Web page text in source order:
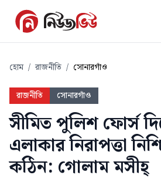
হোম / রাজনীতি / সোনারগাঁও
রাজনীতি সোনারগাঁও
সীমিত পুলিশ ফোর্স
এলাকার নিরাপত্তা
কঠিন: গোলাম মসীহ্